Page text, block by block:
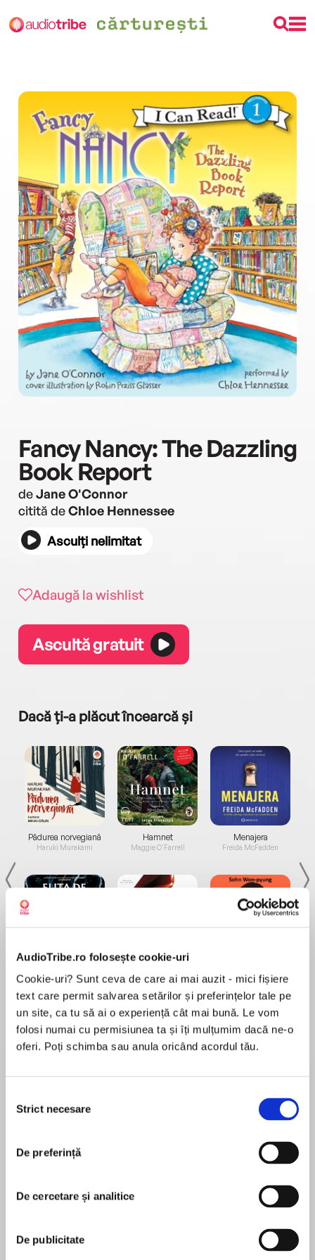
AudioTribe.ro folosește cookie-uri
Cookie-uri? Sunt ceva de care ai mai auzit - mici fișiere
text care permit salvarea setărilor și preferințelor tale pe
un site, ca tu să ai o experiență cât mai bună. Le vom
folosi numai cu permisiunea ta și îți mulțumim dacă ne-o
oferi. Poți schimba sau anula oricând acordul tău.
consimțământului
Strict necesare
De preferință
De cercetare și analitice
De publicitate
Fancy Nancy: The Dazzling
Book Report
deJane O'Connor
citită deChloe Hennessee
Asculți nelimitat
Adaugă la wishlist
Ascultă gratuit
Dacă ți-a plăcut încearcă și
Pădurea norvegiană
Haruki Murakami
de...
Dani Francis
Hamnet
Maggie O'Farrell
Diavolul se îmbracă de
la...
Lauren Weisberger
Menajera
Freida McFadden
Sohn Won-pyung
Desprecarte
bedazzling. After all, she is the second-best
artist in her class. She is using beads, fringe,
writing about Sacajawea, a true-life heroine.
What could go wrong? Join Nancy as she learns
that you can't judge a book report by its cover!
With simple text and vibrant illustrations, this
series will delight readers young and old.
pentru această carte